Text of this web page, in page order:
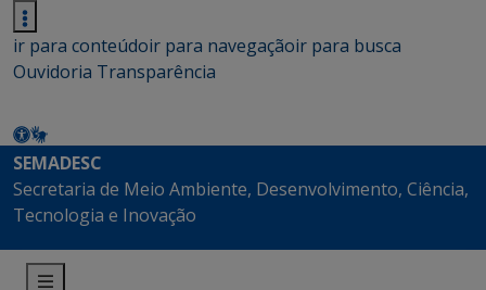
ir para conteúdoir para navegaçãoir para busca
Ouvidoria Transparência
SEMADESC
Secretaria de Meio Ambiente, Desenvolvimento, Ciência,
Tecnologia e Inovação